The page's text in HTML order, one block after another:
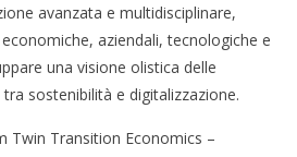
avanzata e multidisciplinare,
aziendali, tecnologiche e
una visione olistica delle
sostenibilità e digitalizzazione.
Twin Transition Economics –